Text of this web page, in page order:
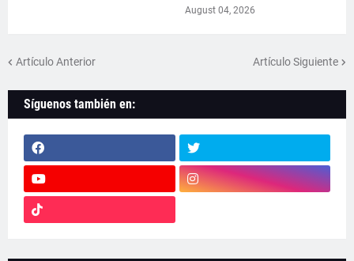
August 04, 2026
Artículo Anterior Artículo Siguiente
Síguenos también en: